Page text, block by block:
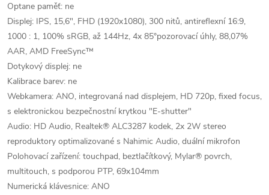
Optane paměť: ne
Displej: IPS, 15,6", FHD (1920x1080), 300 nitů, antireflexní 16:9,
1000 : 1, 100% sRGB, až 144Hz, 4x 85°pozorovací úhly, 88,07%
AAR, AMD FreeSync™
Dotykový displej: ne
Kalibrace barev: ne
Webkamera: ANO, integrovaná nad displejem, HD 720p, fixed focus,
s elektronickou bezpečnostní krytkou "E-shutter"
Audio: HD Audio, Realtek® ALC3287 kodek, 2x 2W stereo
reproduktory optimalizované s Nahimic Audio, duální mikrofon
Polohovací zařízení: touchpad, beztlačítkový, Mylar® povrch,
multitouch, s podporou PTP, 69x104mm
Numerická klávesnice: ANO